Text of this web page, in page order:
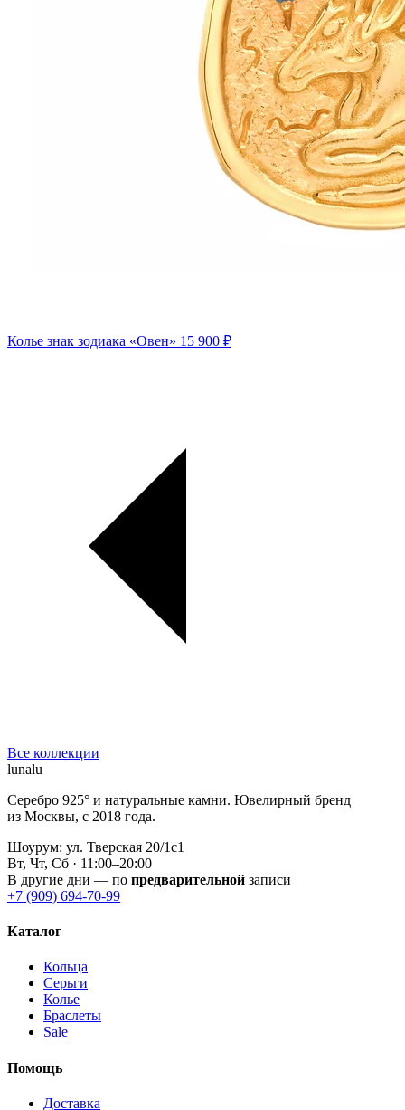
Колье знак зодиака «Овен» 15 900 ₽
Все коллекции
lunalu
Серебро 925° и натуральные камни. Ювелирный бренд
из Москвы, с 2018 года.
Шоурум: ул. Тверская 20/1с1
Вт, Чт, Сб · 11:00–20:00
В другие дни — по предварительной записи
+7 (909) 694-70-99
Каталог
Кольца
Серьги
Колье
Браслеты
Sale
Помощь
Доставка